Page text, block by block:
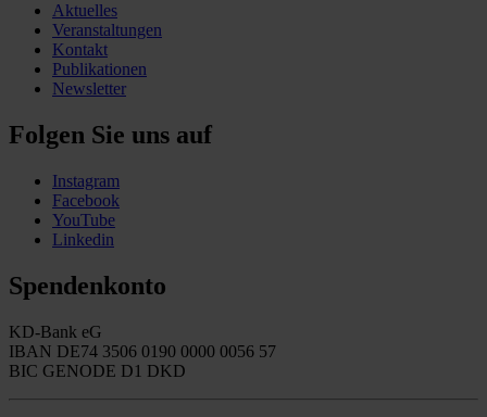
Aktuelles
Veranstaltungen
Kontakt
Publikationen
Newsletter
Folgen Sie uns auf
Instagram
Facebook
YouTube
Linkedin
Spendenkonto
KD-Bank eG
IBAN DE74 3506 0190 0000 0056 57
BIC GENODE D1 DKD